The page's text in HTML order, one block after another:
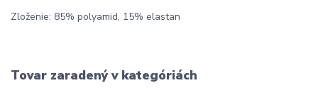
Zloženie: 85% polyamid, 15% elastan
Tovar zaradený v kategóriách